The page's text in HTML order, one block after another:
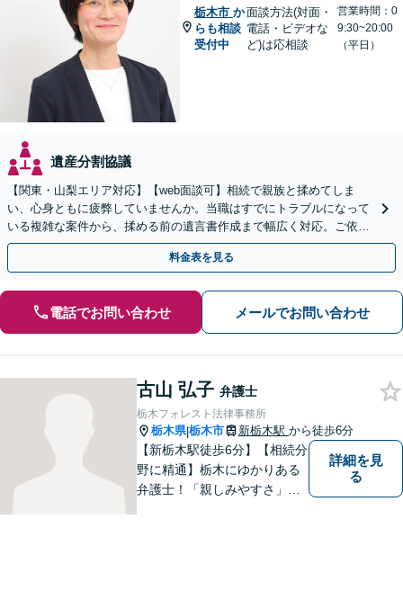
栃木市 か
らも相談
受付中
面談方法(対面・
電話・ビデオな
ど)は応相談
営業時間：0
9:30~20:00
（平日）
遺産分割協議
【関東・山梨エリア対応】【web面談可】相続で親族と揉めてしま
い、心身ともに疲弊していませんか。当職はすでにトラブルになって
いる複雑な案件から、揉める前の遺言書作成まで幅広く対応。ご依頼
者様の心に最後まで寄り添います。【休日面談可】
料金表を見る
電話でお問い合わせ メールでお問い合わせ
古山 弘子 弁護士
栃木フォレスト法律事務所
栃木県|栃木市 新栃木駅 から徒歩6分
【新栃木駅徒歩6分】【相続分
野に精通】栃木にゆかりある
弁護士！「親しみやすさ」
詳細を見
る